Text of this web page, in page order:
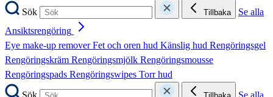
Sök
Tillbaka
Se alla
Ansiktsrengöring
Eye make-up removerFet och oren hud Känslig hud Rengöringsgel
Rengöringskräm Rengöringsmjölk Rengöringsmousse
Rengöringspads Rengöringswipes Torr hud